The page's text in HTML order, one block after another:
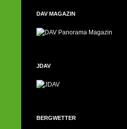
DAV MAGAZIN
JDAV
BERGWETTER